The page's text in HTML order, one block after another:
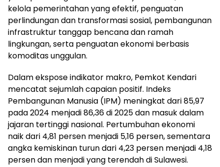
kelola pemerintahan yang efektif, penguatan
perlindungan dan transformasi sosial, pembangunan
infrastruktur tanggap bencana dan ramah
lingkungan, serta penguatan ekonomi berbasis
komoditas unggulan.
Dalam ekspose indikator makro, Pemkot Kendari
mencatat sejumlah capaian positif. Indeks
Pembangunan Manusia (IPM) meningkat dari 85,97
pada 2024 menjadi 86,36 di 2025 dan masuk dalam
jajaran tertinggi nasional. Pertumbuhan ekonomi
naik dari 4,81 persen menjadi 5,16 persen, sementara
angka kemiskinan turun dari 4,23 persen menjadi 4,18
persen dan menjadi yang terendah di Sulawesi.